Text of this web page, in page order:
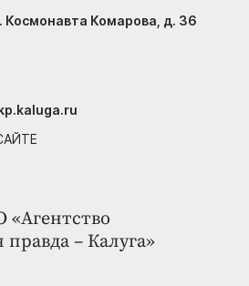
«Агентство
– Калуга»
Космонавта Комарова, д. 36